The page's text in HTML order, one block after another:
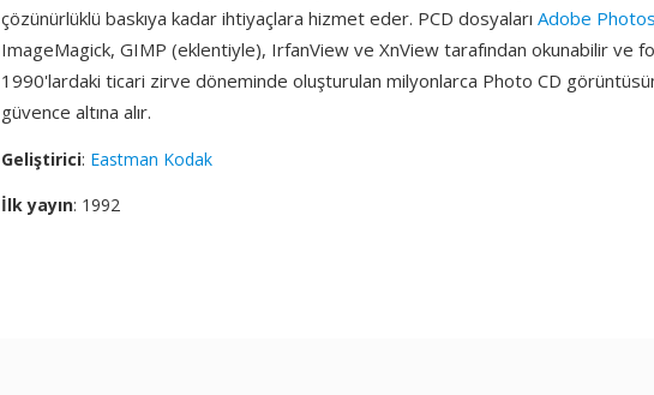
çözünürlüklü baskıya kadar ihtiyaçlara hizmet eder. PCD dosyaları Adobe
ImageMagick, GIMP (eklentiyle), IrfanView ve XnView tarafından okunabilir ve
1990'lardaki ticari zirve döneminde oluşturulan milyonlarca Photo CD
güvence altına alır.
Geliştirici: Eastman Kodak
İlk yayın: 1992